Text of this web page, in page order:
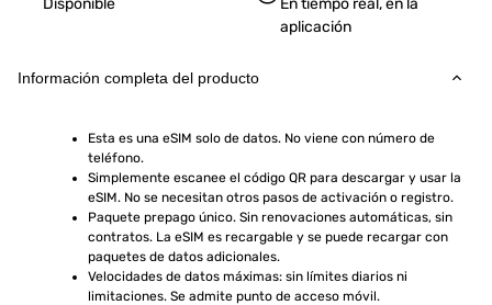
Disponible
En tiempo real, en la
aplicación
Información completa del producto
Esta es una eSIM solo de datos. No viene con número de
teléfono.
Simplemente escanee el código QR para descargar y usar la
eSIM. No se necesitan otros pasos de activación o registro.
Paquete prepago único. Sin renovaciones automáticas, sin
contratos. La eSIM es recargable y se puede recargar con
paquetes de datos adicionales.
Velocidades de datos máximas: sin límites diarios ni
limitaciones. Se admite punto de acceso móvil.